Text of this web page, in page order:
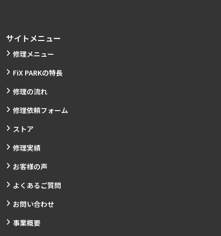
サイトメニュー
修理メニュー
FiX PARKの特長
修理の流れ
修理依頼フォーム
ストア
修理実績
お客様の声
よくあるご質問
お問い合わせ
事業概要